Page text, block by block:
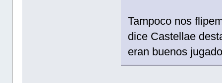
Tampoco nos
dice Castellae
eran buenos